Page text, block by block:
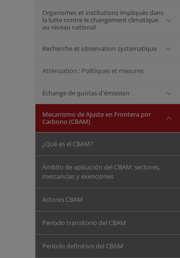
Organismes et institutions impliqués dans
la lutte contre le changement climatique
au niveau national
Recherche et observation systématique
Atténuation : Politiques et mesures
Échange de quotas d'émission
Mecanismo de Ajuste en Frontera por
Carbono (CBAM)
¿Qué es el CBAM?
Ámbito de aplicación del CBAM: sectores,
mercancías y exenciones
Actores CBAM
Periodo transitorio del CBAM
Periodo definitivo del CBAM